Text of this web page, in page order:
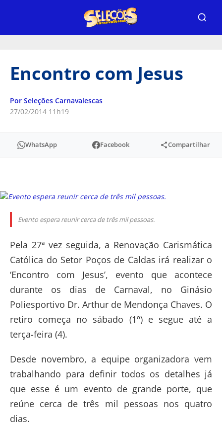
Encontro com Jesus
Por Seleções Carnavalescas
27/02/2014 11h19
WhatsApp Facebook Compartilhar
Evento espera reunir cerca de três mil pessoas.
Pela 27ª vez seguida, a Renovação Carismática
Católica do Setor Poços de Caldas irá realizar o
‘Encontro com Jesus’, evento que acontece
durante os dias de Carnaval, no Ginásio
Poliesportivo Dr. Arthur de Mendonça Chaves. O
retiro começa no sábado (1º) e segue até a
terça-feira (4).
Desde novembro, a equipe organizadora vem
trabalhando para definir todos os detalhes já
que esse é um evento de grande porte, que
reúne cerca de três mil pessoas nos quatro
dias.